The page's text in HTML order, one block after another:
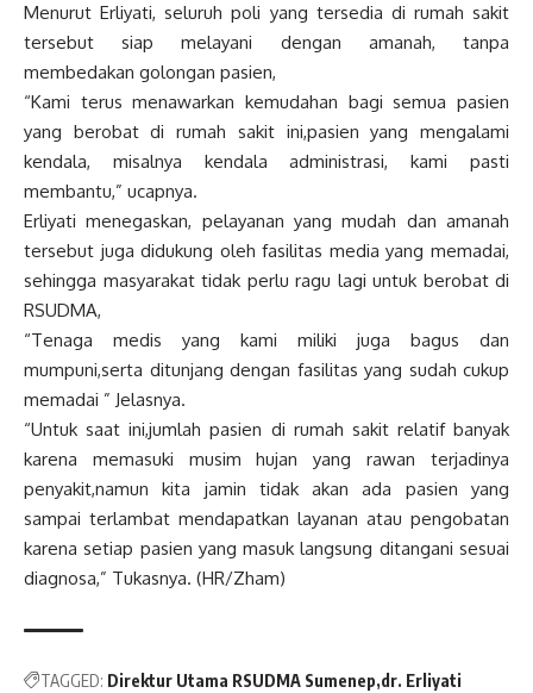
Menurut Erliyati, seluruh poli yang tersedia di rumah sakit
tersebut siap melayani dengan amanah, tanpa
membedakan golongan pasien,
“Kami terus menawarkan kemudahan bagi semua pasien
yang berobat di rumah sakit ini,pasien yang mengalami
kendala, misalnya kendala administrasi, kami pasti
membantu,” ucapnya.
Erliyati menegaskan, pelayanan yang mudah dan amanah
tersebut juga didukung oleh fasilitas media yang memadai,
sehingga masyarakat tidak perlu ragu lagi untuk berobat di
RSUDMA,
“Tenaga medis yang kami miliki juga bagus dan
mumpuni,serta ditunjang dengan fasilitas yang sudah cukup
memadai ” Jelasnya.
“Untuk saat ini,jumlah pasien di rumah sakit relatif banyak
karena memasuki musim hujan yang rawan terjadinya
penyakit,namun kita jamin tidak akan ada pasien yang
sampai terlambat mendapatkan layanan atau pengobatan
karena setiap pasien yang masuk langsung ditangani sesuai
diagnosa,” Tukasnya. (HR/Zham)
TAGGED: Direktur Utama RSUDMA Sumenep dr. Erliyati